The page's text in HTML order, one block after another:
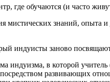
где обучаются (и часто
мистических знаний, опыта
индуисты заново посвящают
индуизма, в которой
посредством развивающих